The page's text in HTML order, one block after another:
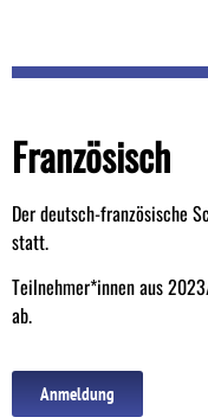
Französisch
Der deutsch-französische
statt.
Teilnehmer*innen aus
ab.
Anmeldung